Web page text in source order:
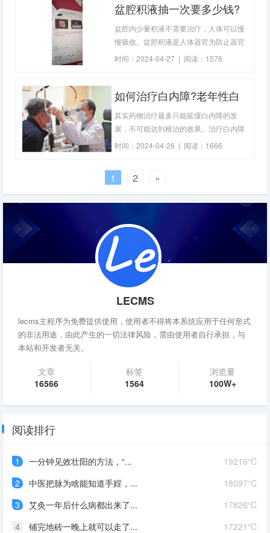
盆腔积液抽一次要多少钱?
如何清除盆腔积液?
盆腔内少量积液不需要治疗，人体可以慢
慢吸收。盆腔积液是人体器官为防止器官
间粘连而分泌的，因此少量积液无关紧
时间：2024-04-27 | 阅读：1576
如何治疗白内障?老年性白
内障如何治疗?
其实药物治疗最多只能延缓白内障的发
展，不可能达到根治的效果。治疗白内障
的最佳方法是通过手术摘除白内障，然后
力。白内障手术并不
时间：2024-04-26 | 阅读：1666
1 2 »
LECMS
lecms主程序为免费提供使用，使用者不得将本系统应用于任何形式
的非法用途，由此产生的一切法律风险，需由使用者自行承担，与
本站和开发者无关。
文章
16566
标签
1564
浏览量
100W+
阅读排行
19216℃
1
一分钟见效壮阳的方法，“...
18097℃
2
中医把脉为啥能知道手婬，...
17826℃
3
艾灸一年后什么病都出来了...
17221℃
4
铺完地砖一晚上就可以走了...